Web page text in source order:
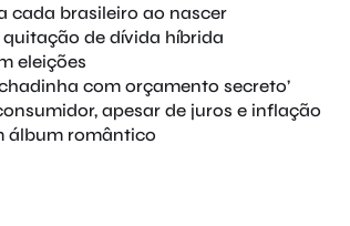
cada brasileiro ao nascer
quitação de dívida híbrida
eleições
com orçamento secreto’
apesar de juros e inflação
álbum romântico